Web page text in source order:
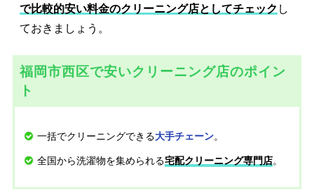
で比較的安い料金のクリーニング店としてチェック し
ておきましょう。
福岡市西区で安いクリーニング店のポイン
ト
一括でクリーニングできる大手チェーン。
全国から洗濯物を集められる宅配クリーニング専門店。